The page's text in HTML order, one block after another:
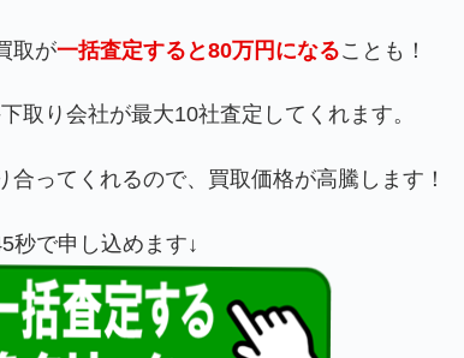
取が一括査定すると80万円になることも！
取り会社が最大10社査定してくれます。
ってくれるので、買取価格が高騰します！
秒で申し込めます↓